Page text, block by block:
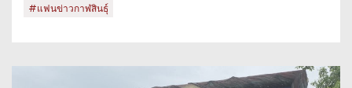
#แฟนข่าวกาฬสินธุ์